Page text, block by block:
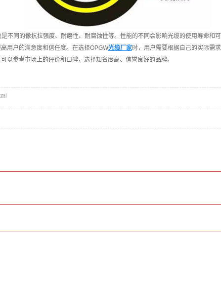
同的像抗拉强度、耐磨性、耐腐蚀性等。性能的不同会影响光缆的使用寿命和可
用户的满意度和信任度。在选择OPGW光缆厂家时，用户需要根据自己的实际需
以参考市场上的评价和口碑，选择知名度高、信誉良好的品牌。